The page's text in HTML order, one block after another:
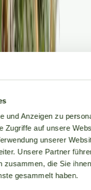
und Anzeigen zu
Zugriffe auf unsere
unserer
Unsere Partner
zusammen, die Sie
gesammelt haben.